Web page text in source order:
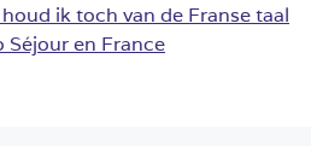
ik toch van de Franse taal
Séjour en France